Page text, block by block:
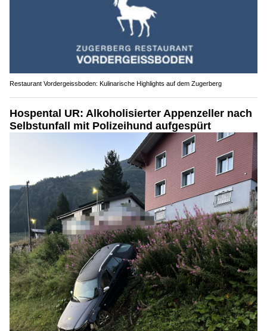
Restaurant Vordergeissboden: Kulinarische Highlights auf dem Zugerberg
Hospental UR: Alkoholisierter Appenzeller nach
Selbstunfall mit Polizeihund aufgespürt